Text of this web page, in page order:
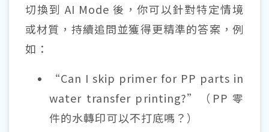
切換到 AI Mode 後，你可以針對特定情境
或材質，持續追問並獲得更精準的答案，例
如：
“Can I skip primer for PP parts in
water transfer printing?”（PP 零
件的水轉印可以不打底嗎？）